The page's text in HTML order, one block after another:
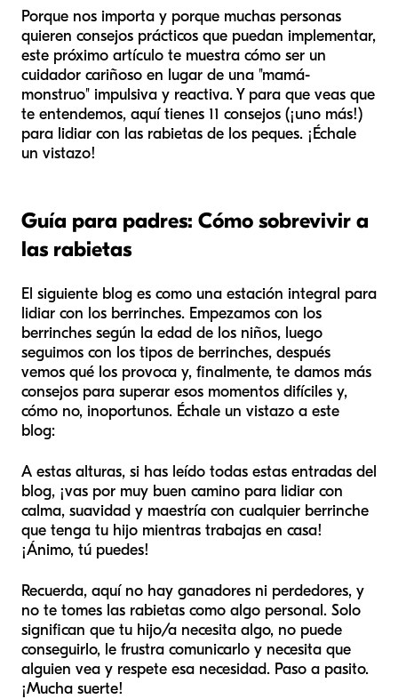
Porque nos importa y porque muchas personas
quieren consejos prácticos que puedan implementar,
este próximo artículo te muestra cómo ser un
cuidador cariñoso en lugar de una "mamá-
monstruo" impulsiva y reactiva. Y para que veas que
te entendemos, aquí tienes 11 consejos (¡uno más!)
para lidiar con las rabietas de los peques. ¡Échale
un vistazo!
Guía para padres: Cómo sobrevivir a
las rabietas
El siguiente blog es como una estación integral para
lidiar con los berrinches. Empezamos con los
berrinches según la edad de los niños, luego
seguimos con los tipos de berrinches, después
vemos qué los provoca y, finalmente, te damos más
consejos para superar esos momentos difíciles y,
cómo no, inoportunos. Échale un vistazo a este
blog:
A estas alturas, si has leído todas estas entradas del
blog, ¡vas por muy buen camino para lidiar con
calma, suavidad y maestría con cualquier berrinche
que tenga tu hijo mientras trabajas en casa!
¡Ánimo, tú puedes!
Recuerda, aquí no hay ganadores ni perdedores, y
no te tomes las rabietas como algo personal. Solo
significan que tu hijo/a necesita algo, no puede
conseguirlo, le frustra comunicarlo y necesita que
alguien vea y respete esa necesidad. Paso a pasito.
¡Mucha suerte!